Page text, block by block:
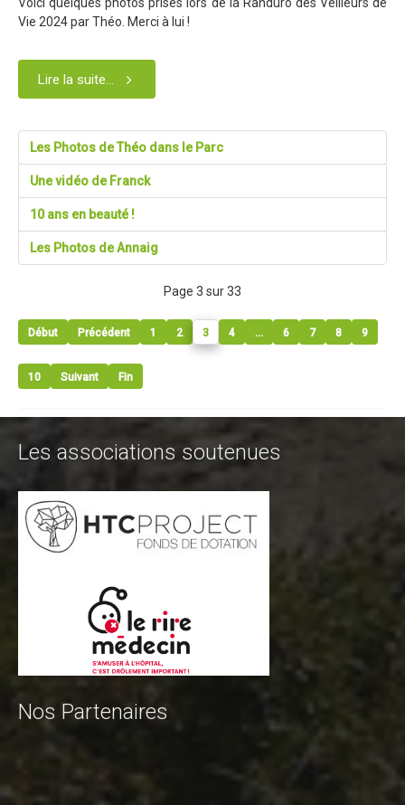
Contact Tribal Club VTT
Rechercher
Vie 2024 par Théo. Merci à lui !
Lire la suite...
Les Photos de Théo dans le Parc
Une vidéo de Franck
10 ans en beauté !
Les Photos de Annaig
Page 3 sur 33
Début Précédent 1 2 3 4 ... 6 7 8 9
10 Suivant Fin
Les associations soutenues
Nos Partenaires